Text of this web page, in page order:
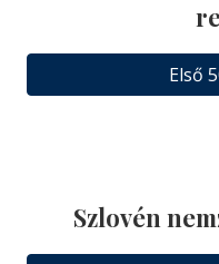
Első
Szlovén